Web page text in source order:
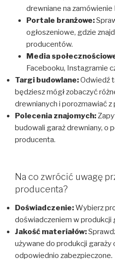
drewniane na zamówienie
Portale branżowe:
ogłoszeniowe, gdzie
producentów.
Media
Facebooku, Instagramie
Targi budowlane:Odwiedź
będziesz mógł zobaczyć
drewnianych i porozmawiać z
Polecenia znajomych:
budowali garaż drewniany, o
producenta.
Na co zwrócić uwagę
producenta?
Doświadczenie:Wybierz
doświadczeniem w produkcji
Jakość materiałów:
używane do produkcji garaży
odpowiednio zabezpieczone.